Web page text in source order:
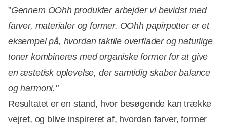
”Gennem OOhh produkter arbejder vi bevidst med
farver, materialer og former. OOhh papirpotter er et
eksempel på, hvordan taktile overflader og naturlige
toner kombineres med organiske former for at give
en æstetisk oplevelse, der samtidig skaber balance
og harmoni."
Resultatet er en stand, hvor besøgende kan trække
vejret, og blive inspireret af, hvordan farver, former